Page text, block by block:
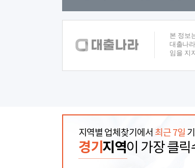
본 정보
대출나
임을 지
지역별 업체찾기에서 최근 7일
경기 지역이 가장 클